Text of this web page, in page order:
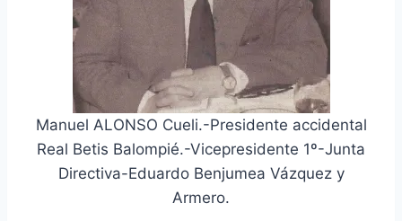
Manuel ALONSO Cueli.-Presidente accidental
Real Betis Balompié.-Vicepresidente 1º-Junta
Directiva-Eduardo Benjumea Vázquez y
Armero.